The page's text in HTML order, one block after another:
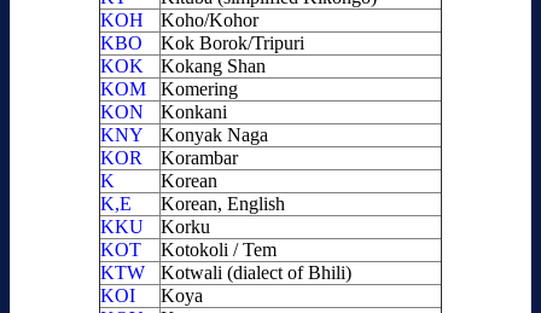
KOH
Koho/Kohor
KBO
Kok Borok/Tripuri
KOK
Kokang Shan
KOM
Komering
KON
Konkani
KNY
Konyak Naga
KOR
Korambar
K
Korean
K,E
Korean, English
KKU
Korku
KOT
Kotokoli / Tem
KTW
Kotwali (dialect of Bhili)
KOI
Koya